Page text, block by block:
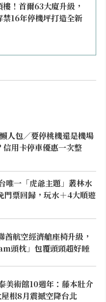
！首爾63大廈升級，
16年停機坪打造全新
人包／要停桃機還是機場
用卡停車優惠一次整
唯一「虎爺主題」叢林水
門票回歸，玩水＋4大順遊
酋航空經濟艙座椅升級，
頭枕」包覆頭頸超好睡
美術館10週年：藤本壯介
根8月震撼空降台北